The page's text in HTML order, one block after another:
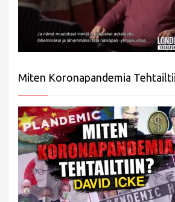
Miten Koronapandemia